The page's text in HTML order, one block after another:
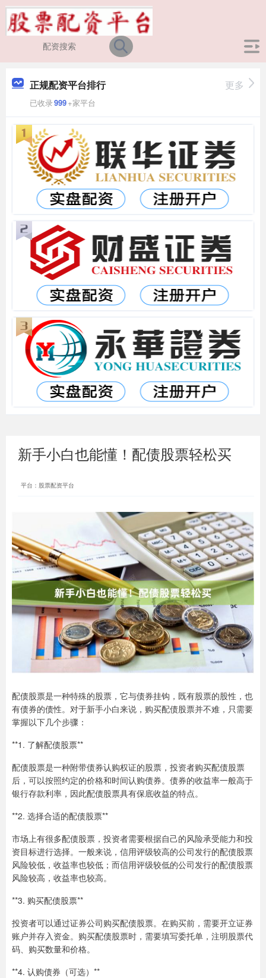
正规配资平台排行
已收录999+家平台
更多
新手小白也能懂！配债股票轻松买
平台：股票配资平台
配债股票是一种特殊的股票，它与债券挂钩，既有股票的股性，也
有债券的债性。对于新手小白来说，购买配债股票并不难，只需要
掌握以下几个步骤：
**1. 了解配债股票**
配债股票是一种附带债券认购权证的股票，投资者购买配债股票
后，可以按照约定的价格和时间认购债券。债券的收益率一般高于
银行存款利率，因此配债股票具有保底收益的特点。
**2. 选择合适的配债股票**
市场上有很多配债股票，投资者需要根据自己的风险承受能力和投
资目标进行选择。一般来说，信用评级较高的公司发行的配债股票
风险较低，收益率也较低；而信用评级较低的公司发行的配债股票
风险较高，收益率也较高。
**3. 购买配债股票**
投资者可以通过证券公司购买配债股票。在购买前，需要开立证券
账户并存入资金。购买配债股票时，需要填写委托单，注明股票代
码、购买数量和价格。
**4. 认购债券（可选）**